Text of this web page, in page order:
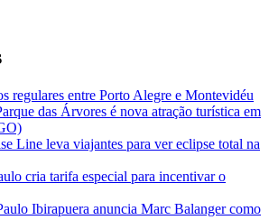
regulares entre Porto Alegre e Montevidéu
das Árvores é nova atração turística em
Line leva viajantes para ver eclipse total na
cria tarifa especial para incentivar o
Ibirapuera anuncia Marc Balanger como